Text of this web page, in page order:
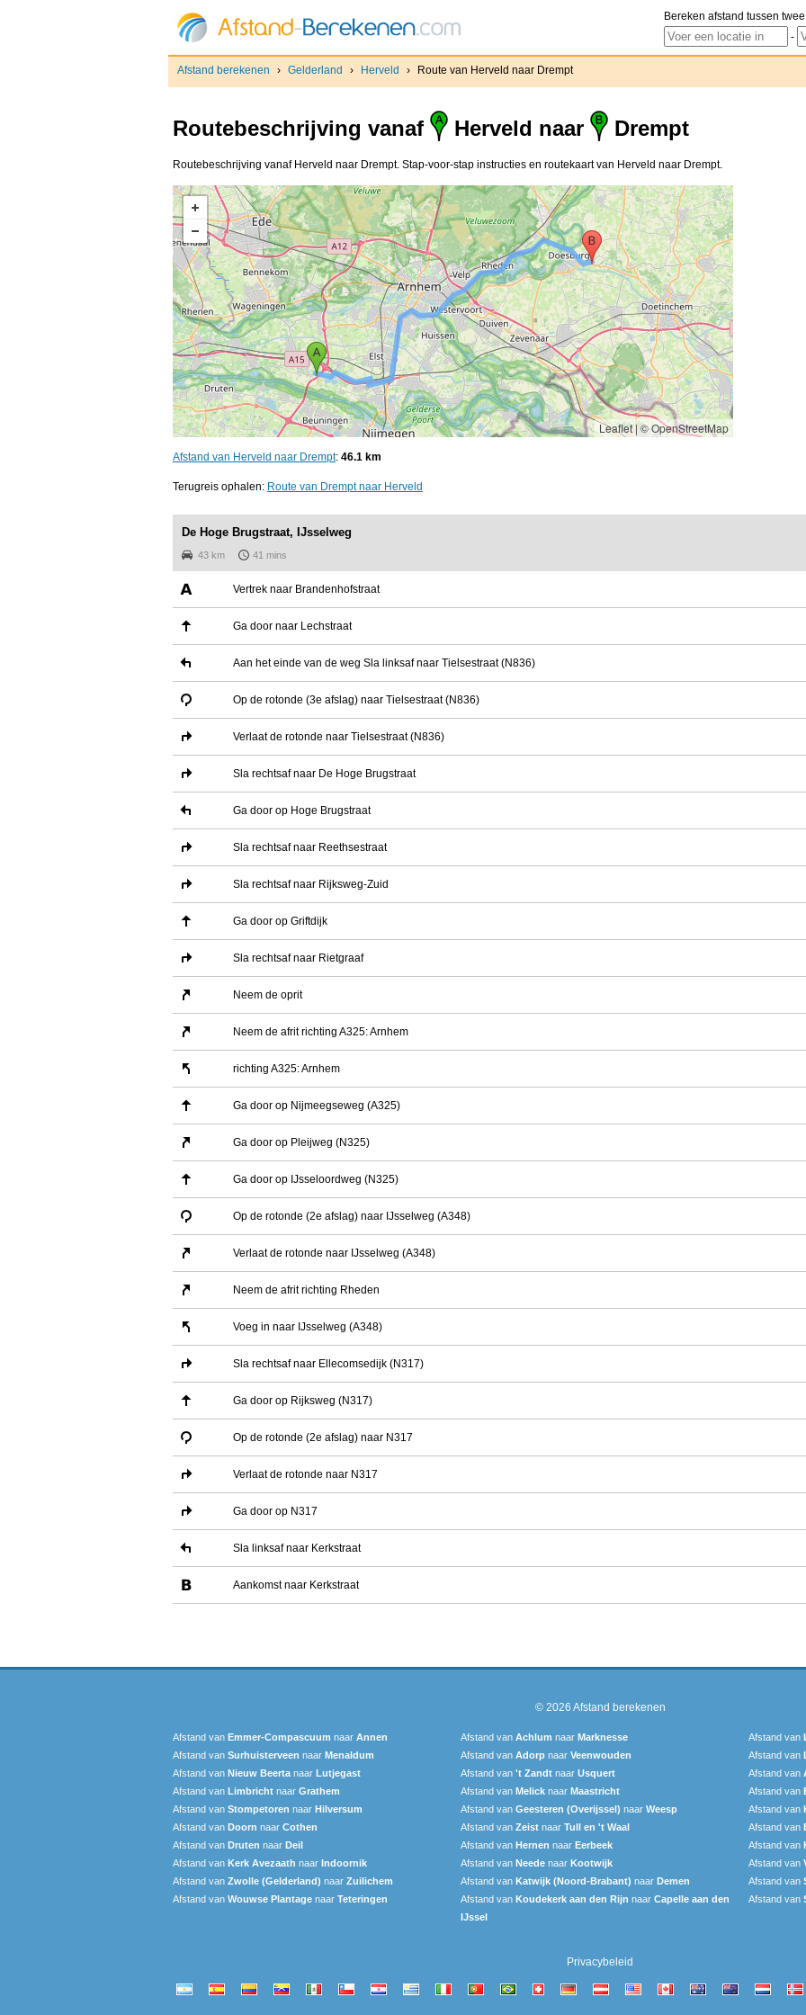
Bereken afstand tussen
-
Afstand berekenen › Gelderland › Herveld › Route van Herveld naar Drempt
Routebeschrijving vanaf Herveld naar Drempt
Routebeschrijving vanaf Herveld naar Drempt. Stap-voor-stap instructies en routekaart van Herveld naar Drempt.
Leaflet|© OpenStreetMap
Afstand van Herveld naar Drempt: 46.1 km
Terugreis ophalen: Route van Drempt naar Herveld
De Hoge Brugstraat, IJsselweg
43 km 41 mins
Vertrek naar Brandenhofstraat
Ga door naar Lechstraat
Aan het einde van de weg Sla linksaf naar Tielsestraat (N836)
Op de rotonde (3e afslag) naar Tielsestraat (N836)
Verlaat de rotonde naar Tielsestraat (N836)
Sla rechtsaf naar De Hoge Brugstraat
Ga door op Hoge Brugstraat
Sla rechtsaf naar Reethsestraat
Sla rechtsaf naar Rijksweg-Zuid
Ga door op Griftdijk
Sla rechtsaf naar Rietgraaf
Neem de oprit
Neem de afrit richting A325: Arnhem
richting A325: Arnhem
Ga door op Nijmeegseweg (A325)
Ga door op Pleijweg (N325)
Ga door op IJsseloordweg (N325)
Op de rotonde (2e afslag) naar IJsselweg (A348)
Verlaat de rotonde naar IJsselweg (A348)
Neem de afrit richting Rheden
Voeg in naar IJsselweg (A348)
Sla rechtsaf naar Ellecomsedijk (N317)
Ga door op Rijksweg (N317)
Op de rotonde (2e afslag) naar N317
Verlaat de rotonde naar N317
Ga door op N317
Sla linksaf naar Kerkstraat
Aankomst naar Kerkstraat
© 2026 Afstand berekenen
Afstand van Emmer-Compascuum naar Annen Afstand van Achlum naar Marknesse Afstand van
Afstand van Surhuisterveen naar Menaldum Afstand van Adorp naar Veenwouden Afstand van
Afstand van Nieuw Beerta naar Lutjegast Afstand van 't Zandt naar Usquert Afstand van
Afstand van Limbricht naar Grathem Afstand van Melick naar Maastricht Afstand van
Afstand van Stompetoren naar Hilversum Afstand van Geesteren (Overijssel) naar Weesp Afstand van
Afstand van Doorn naar Cothen Afstand van Zeist naar Tull en 't Waal Afstand van
Afstand van Druten naar Deil Afstand van Hernen naar Eerbeek Afstand van
Afstand van Kerk Avezaath naar Indoornik Afstand van Neede naar Kootwijk Afstand van
Afstand van Zwolle (Gelderland) naar Zuilichem Afstand van Katwijk (Noord-Brabant) naar Demen Afstand van
Afstand van Wouwse Plantage naar Teteringen Afstand van Koudekerk aan den Rijn naar Capelle aan den
IJssel
Afstand van
Privacybeleid